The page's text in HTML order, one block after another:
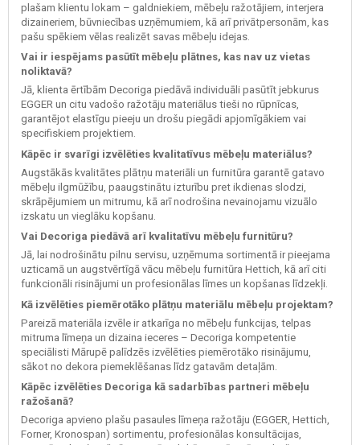
plašam klientu lokam – galdniekiem, mēbeļu ražotājiem, interjera
dizaineriem, būvniecības uzņēmumiem, kā arī privātpersonām, kas
pašu spēkiem vēlas realizēt savas mēbeļu idejas.
Vai ir iespējams pasūtīt mēbeļu plātnes, kas nav uz vietas
noliktavā?
Jā, klienta ērtībām Decoriga piedāvā individuāli pasūtīt jebkurus
EGGER un citu vadošo ražotāju materiālus tieši no rūpnīcas,
garantējot elastīgu pieeju un drošu piegādi apjomīgākiem vai
specifiskiem projektiem.
Kāpēc ir svarīgi izvēlēties kvalitatīvus mēbeļu materiālus?
Augstākās kvalitātes plātņu materiāli un furnitūra garantē gatavo
mēbeļu ilgmūžību, paaugstinātu izturību pret ikdienas slodzi,
skrāpējumiem un mitrumu, kā arī nodrošina nevainojamu vizuālo
izskatu un vieglāku kopšanu.
Vai Decoriga piedāvā arī kvalitatīvu mēbeļu furnitūru?
Jā, lai nodrošinātu pilnu servisu, uzņēmuma sortimentā ir pieejama
uzticamā un augstvērtīgā vācu mēbeļu furnitūra Hettich, kā arī citi
funkcionāli risinājumi un profesionālas līmes un kopšanas līdzekļi.
Kā izvēlēties piemērotāko plātņu materiālu mēbeļu projektam?
Pareizā materiāla izvēle ir atkarīga no mēbeļu funkcijas, telpas
mitruma līmeņa un dizaina ieceres – Decoriga kompetentie
speciālisti Mārupē palīdzēs izvēlēties piemērotāko risinājumu,
sākot no dekora piemeklēšanas līdz gatavām detaļām.
Kāpēc izvēlēties Decoriga kā sadarbības partneri mēbeļu
ražošanā?
Decoriga apvieno plašu pasaules līmeņa ražotāju (EGGER, Hettich,
Forner, Kronospan) sortimentu, profesionālas konsultācijas,